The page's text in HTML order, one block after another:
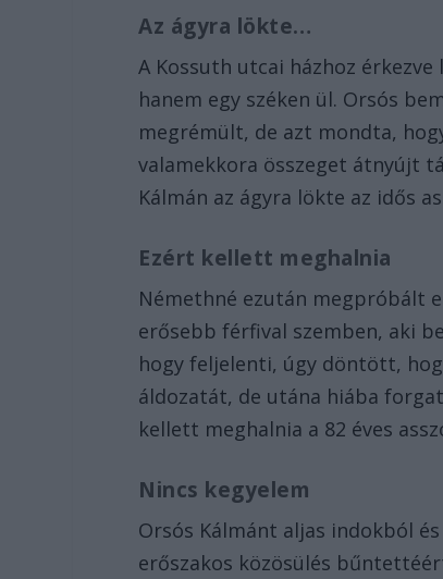
Az ágyra lökte…
A Kossuth utcai házhoz
hanem egy széken ül. Orsós
megrémült, de azt mondta,
valamekkora összeget átnyújt
Kálmán az ágyra lökte az idős
Ezért kellett meghalnia
Némethné ezután megpróbált
erősebb férfival szemben, aki
hogy feljelenti, úgy döntött,
áldozatát, de utána hiába
kellett meghalnia a 82 éves
Nincs kegyelem
Orsós Kálmánt aljas indokból
erőszakos közösülés